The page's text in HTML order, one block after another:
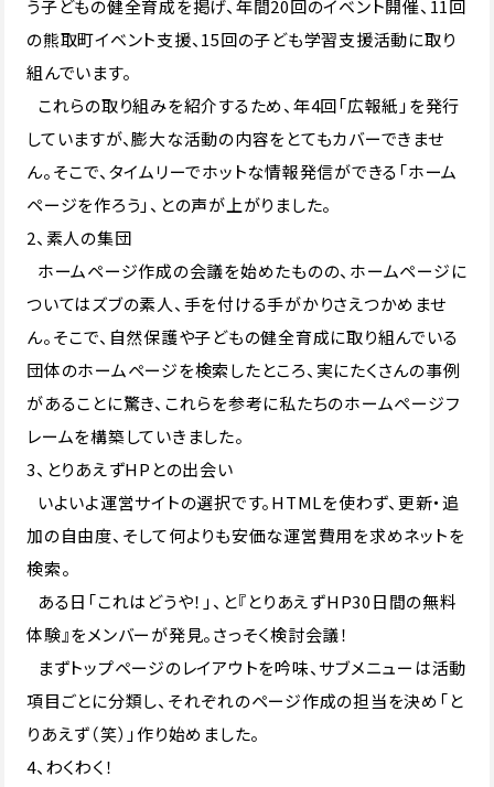
う子どもの健全育成を掲げ、年間20回のイベント開催、11回
の熊取町イベント支援、15回の子ども学習支援活動に取り
組んでいます。
これらの取り組みを紹介するため、年4回「広報紙」を発行
していますが、膨大な活動の内容をとてもカバーできませ
ん。そこで、タイムリーでホットな情報発信ができる「ホーム
ページを作ろう」、との声が上がりました。
2、素人の集団
ホームページ作成の会議を始めたものの、ホームページに
ついてはズブの素人、手を付ける手がかりさえつかめませ
ん。そこで、自然保護や子どもの健全育成に取り組んでいる
団体のホームページを検索したところ、実にたくさんの事例
があることに驚き、これらを参考に私たちのホームページフ
レームを構築していきました。
3、とりあえずHPとの出会い
いよいよ運営サイトの選択です。HTMLを使わず、更新・追
加の自由度、そして何よりも安価な運営費用を求めネットを
検索。
ある日「これはどうや！」、と『とりあえずHP30日間の無料
体験』をメンバーが発見。さっそく検討会議！
まずトップページのレイアウトを吟味、サブメニューは活動
項目ごとに分類し、それぞれのページ作成の担当を決め「と
りあえず（笑）」作り始めました。
4、わくわく！